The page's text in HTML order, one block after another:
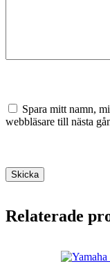
Spara mitt namn,
webbläsare till nästa
Skicka
Relaterade